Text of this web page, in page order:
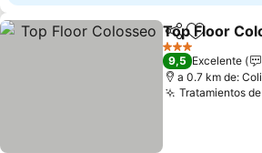
Compartir
Agregar
Top Floor
3 Estrellas
9,5 Excelente
a 0.7 km de:
Tratamientos